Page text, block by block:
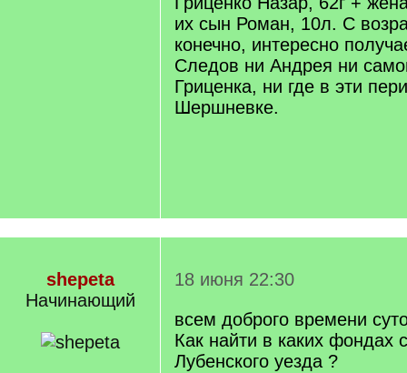
их сын Роман, 10л. С
конечно, интересно
Следов ни Андрея ни
Гриценка, ни где в эти
Шершневке.
shepeta
Начинающий
18 июня 22:30
всем доброго времени
Как найти в каких фондах
Лубенского уезда ?